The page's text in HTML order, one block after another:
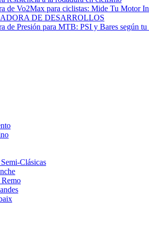
de Vo2Max para ciclistas: Mide Tu Motor
DE DESARROLLOS
de Presión para MTB: PSI y Bares según tu
Clásicas